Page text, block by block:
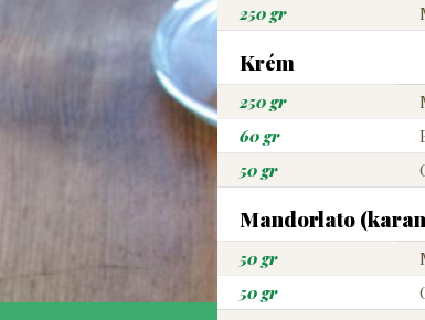
250 gr
Krém
250 gr
60 gr
50 gr
Mandorlato
50 gr
50 gr